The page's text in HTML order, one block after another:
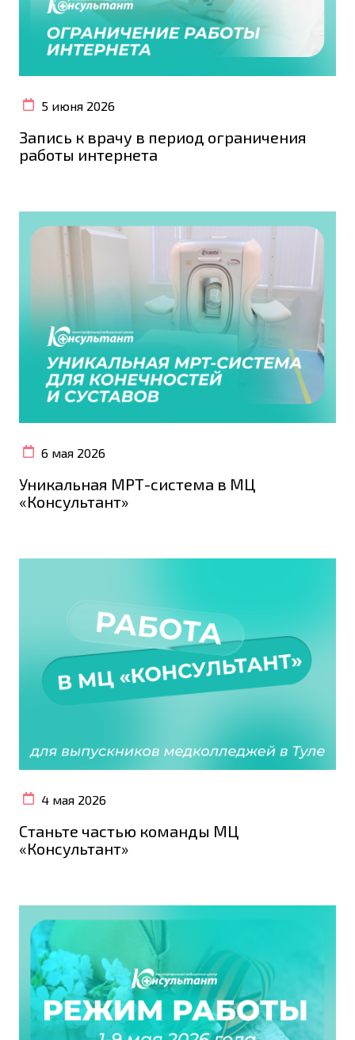
5 июня 2026
Запись к врачу в период ограничения
работы интернета
6 мая 2026
Уникальная МРТ-система в МЦ
«Консультант»
4 мая 2026
Станьте частью команды МЦ
«Консультант»